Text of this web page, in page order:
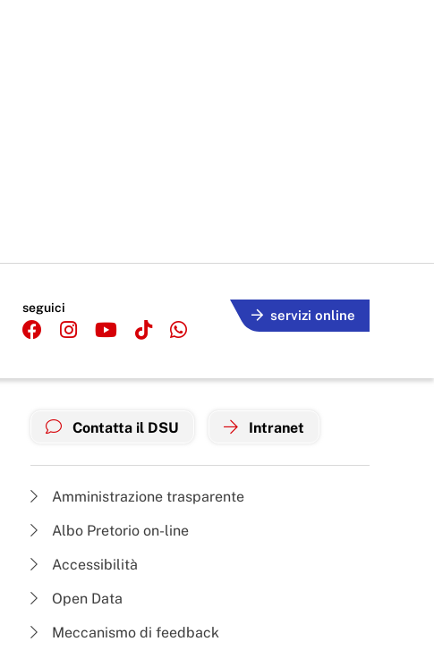
seguici
servizi online
Contatta il DSU Intranet
Amministrazione trasparente
Albo Pretorio on-line
Accessibilità
Open Data
Meccanismo di feedback